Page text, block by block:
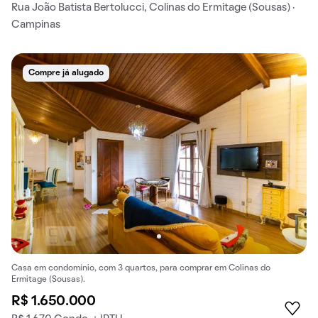
Rua João Batista Bertolucci, Colinas do Ermitage (Sousas) ·
Campinas
Compre já alugado
Casa em condomínio, com 3 quartos, para comprar em Colinas do
Ermitage (Sousas).
R$ 1.650.000